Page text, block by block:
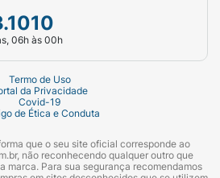
coats tradicionais e dê
a qualquer esmaltação!
e secas, aplique o
se apaixonar pelo
e sem precisar de
06h às 00h
Termo de Uso
da Privacidade
Covid-19
de Ética e Conduta
que o seu site oficial corresponde ao
não reconhecendo qualquer outro que
marca. Para sua segurança recomendamos